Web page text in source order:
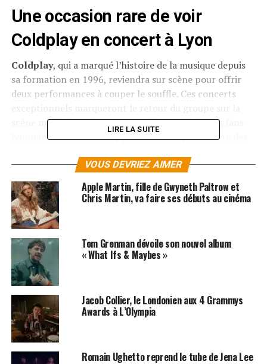
Une occasion rare de voir
Coldplay en concert à Lyon
Coldplay, qui a marqué l’histoire de la musique depuis
sa formation en 1996, reviendra sur scène pour offrir
deux performances à couper le souffle. Ces concerts
scène musicale après une pause bien méritée. Les fans
lyonnais auront ainsi l’opportunité unique de vivre des
Des billets très prisés
Ces 2 concerts promettent d’être rapidement complets,
il est donc conseillé aux amateurs de musique de se
procurer leurs billets dès que possible pour ne pas
manquer cet événement mémorable.
Une scénographie à couper le
souffle
Le groupe de
performances scéniques grandioses, et ces concerts ne
feront pas exception. La scénographie, les jeux de
LIRE LA SUITE
VOUS DEVRIEZ AIMER
Apple Martin, fille de Gwyneth Paltrow et
Chris Martin, va faire ses débuts au cinéma
Tom Grenman dévoile son nouvel album
« What Ifs & Maybes »
Jacob Collier, le Londonien aux 4 Grammys
Awards à L’Olympia
Romain Ughetto reprend le tube de Jena Lee